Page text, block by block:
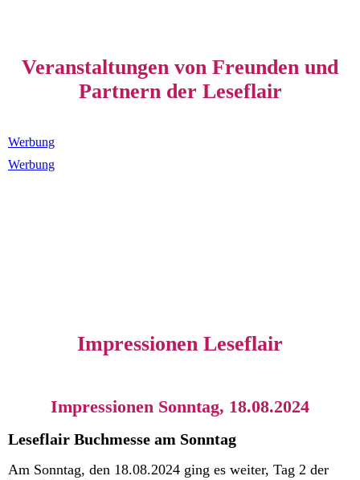
Veranstaltungen von Freunden und
Partnern der Leseflair
Werbung
Werbung
Impressionen Leseflair
Impressionen Sonntag, 18.08.2024
Leseflair Buchmesse am Sonntag
Am Sonntag, den 18.08.2024 ging es weiter, Tag 2 der